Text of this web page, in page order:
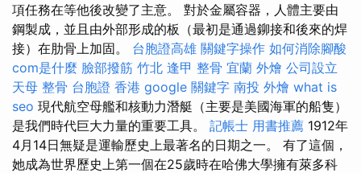
項任務在等他後改變了主意。 對於金屬容器，人體主要由
鋼製成，並且由外部形成的板（最初是通過鉚接和後來的焊
接）在肋骨上加固。 台胞證高雄 關鍵字操作 如何消除腳酸
com是什麼 臉部撥筋 竹北 逢甲 整骨 宜蘭 外燴 公司設立
天母 整骨 台胞證 香港 google 關鍵字 南投 外燴 what is
seo 現代航空母艦和核動力潛艇（主要是美國海軍的船隻）
是我們時代巨大力量的重要工具。 記帳士 用書推薦 1912年
4月14日無疑是運輸歷史上最著名的日期之一。 有了這個，
她成為世界歷史上第一個在25歲時在哈佛大學擁有萊多科